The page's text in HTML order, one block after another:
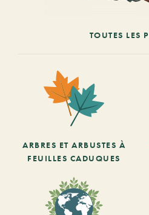
TOUTES LES
ARBRES ET ARBUSTES À
FEUILLES CADUQUES